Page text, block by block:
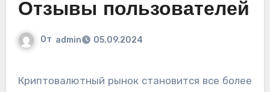
Отзывы пользователей
От admin 05.09.2024
Криптовалютный рынок становится все более